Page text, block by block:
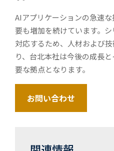
AIアプリケーションの急速
要も増加を続けています。
対応するため、人材および
り、台北本社は今後の成長
要な拠点となります。
お問い合わせ